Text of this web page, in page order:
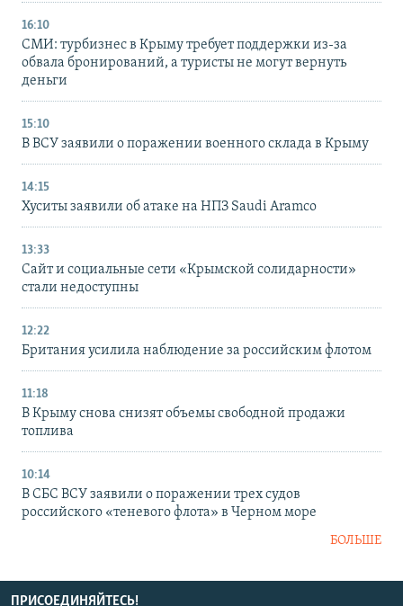
16:10
СМИ: турбизнес в Крыму требует поддержки из-за
обвала бронирований, а туристы не могут вернуть
деньги
15:10
В ВСУ заявили о поражении военного склада в Крыму
14:15
Хуситы заявили об атаке на НПЗ Saudi Aramco
13:33
Сайт и социальные сети «Крымской солидарности»
стали недоступны
12:22
Британия усилила наблюдение за российским флотом
11:18
В Крыму снова снизят объемы свободной продажи
топлива
10:14
В СБС ВСУ заявили о поражении трех судов
российского «теневого флота» в Черном море
БОЛЬШЕ
ПРИСОЕДИНЯЙТЕСЬ!